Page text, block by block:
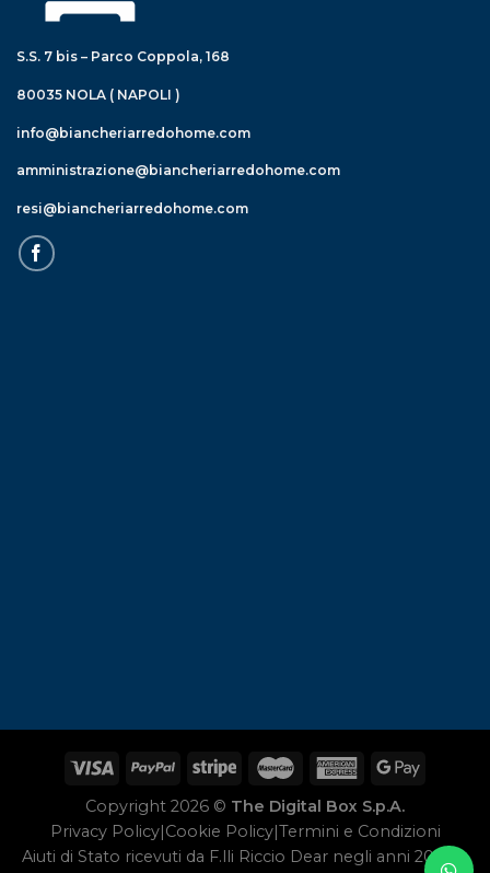
S.S. 7 bis – Parco Coppola, 168
80035 NOLA ( NAPOLI )
info@biancheriarredohome.com
amministrazione@biancheriarredohome.com
resi@biancheriarredohome.com
Copyright 2026 © The Digital Box S.p.A.
Privacy Policy|Cookie Policy|Termini e Condizioni
Aiuti di Stato ricevuti da F.lli Riccio Dear negli anni 2020 e